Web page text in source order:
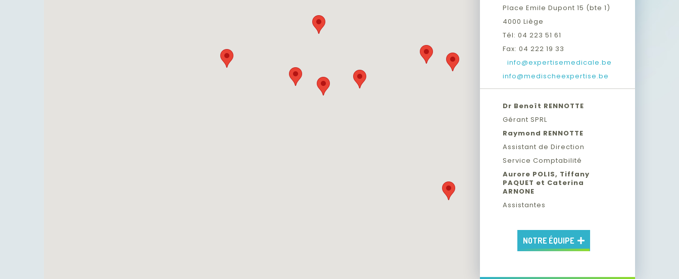
Place Emile Dupont 15 (bte 1)
4000 Liège
Tél: 04 223 51 61
Fax: 04 222 19 33
info@expertisemedicale.be
info@medischeexpertise.be
Dr Benoît RENNOTTE
Gérant SPRL
Raymond RENNOTTE
Assistant de Direction
Service Comptabilité
Aurore POLIS, Tiffany
PAQUET et Caterina
ARNONE
Assistantes
NOTRE ÉQUIPE